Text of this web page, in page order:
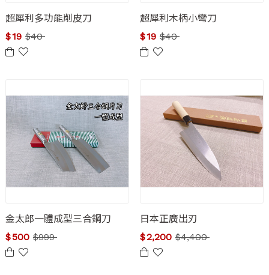
超犀利多功能削皮刀
$40
$19
超犀利木柄小彎刀
$40
$19
金太郎一體成型三合鋼刀
$999
$500
日本正廣出刃
$4,400
$2,200